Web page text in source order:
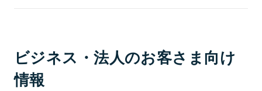
ビジネス・法人のお客さま向け
情報